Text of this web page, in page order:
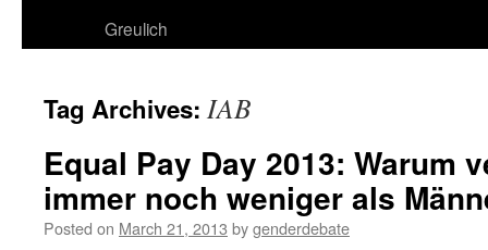
Greulich
Tag Archives: IAB
Equal Pay Day 2013: Warum
immer noch weniger als
Posted on March 21, 2013 bygenderdebate